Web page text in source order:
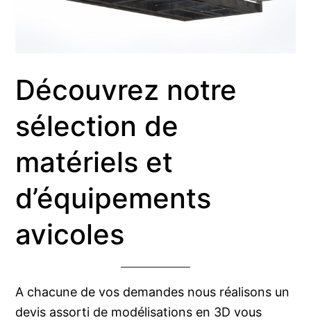
Découvrez notre
sélection de
matériels et
d’équipements
avicoles
A chacune de vos demandes nous réalisons un
devis assorti de modélisations en 3D vous